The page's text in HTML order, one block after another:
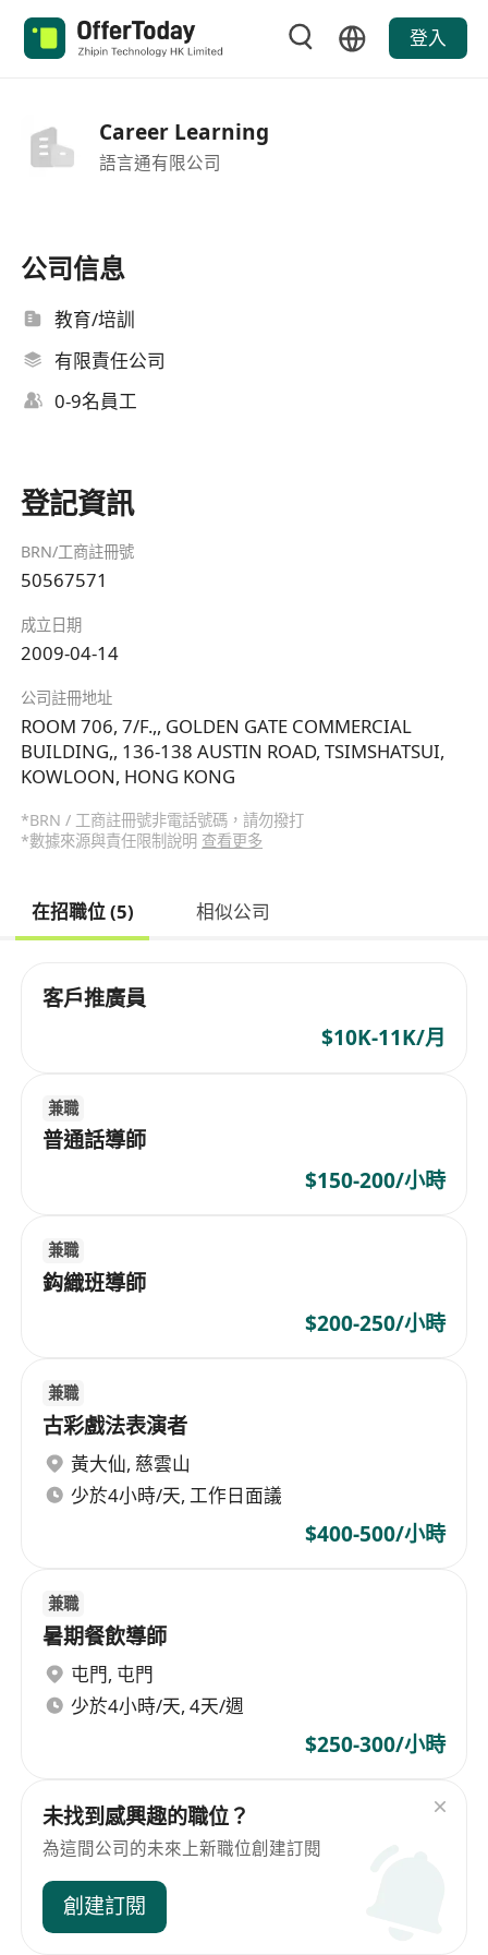
登入
Career Learning
語言通有限公司
公司信息
教育/培訓
有限責任公司
0-9名員工
登記資訊
BRN/工商註冊號
50567571
成立日期
2009-04-14
公司註冊地址
ROOM 706, 7/F.,, GOLDEN GATE COMMERCIAL
BUILDING,, 136-138 AUSTIN ROAD, TSIMSHATSUI,
KOWLOON, HONG KONG
*BRN / 工商註冊號非電話號碼，請勿撥打
*數據來源與責任限制說明 查看更多
在招職位 (5) 相似公司
客戶推廣員
$10K-11K/月
兼職
普通話導師
$150-200/小時
兼職
鈎織班導師
$200-250/小時
兼職
古彩戲法表演者
黃大仙, 慈雲山
少於4小時/天, 工作日面議
$400-500/小時
兼職
暑期餐飲導師
屯門, 屯門
少於4小時/天, 4天/週
$250-300/小時
未找到感興趣的職位？
為這間公司的未來上新職位創建訂閱
創建訂閱